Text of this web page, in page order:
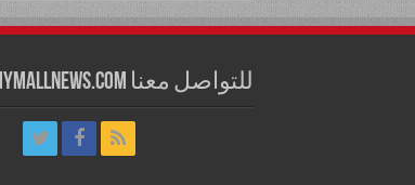
للتواصل معنا info@mymallnews.com